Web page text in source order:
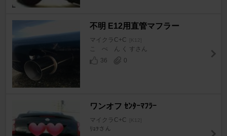
不明 E12用直管マフラー
マイクラC+C [K12]
こ ぺ ん く すさん
36
0
ワンオフ ｾﾝﾀｰﾏﾌﾗｰ
マイクラC+C [K12]
ﾘｮｦさん